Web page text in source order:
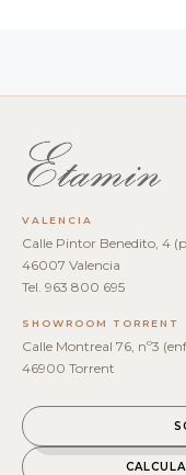
VALENCIA
Calle Pintor Benedito, 4
46007 Valencia
Tel. 963 800 695
SHOWROOM TORRENT
Calle Montreal 76, nº3
46900 Torrent